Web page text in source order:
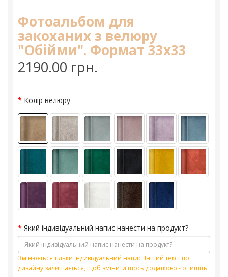
Фотоальбом для
закоханих з велюру
"Обійми". Формат 33х33
2190.00 грн.
Колір велюру
Який індивідуальний напис нанести на продукт?
Змінюється тільки індивідуальний напис. Інший текст по
дизайну залишається, щоб змінити щось додатково - опишіть